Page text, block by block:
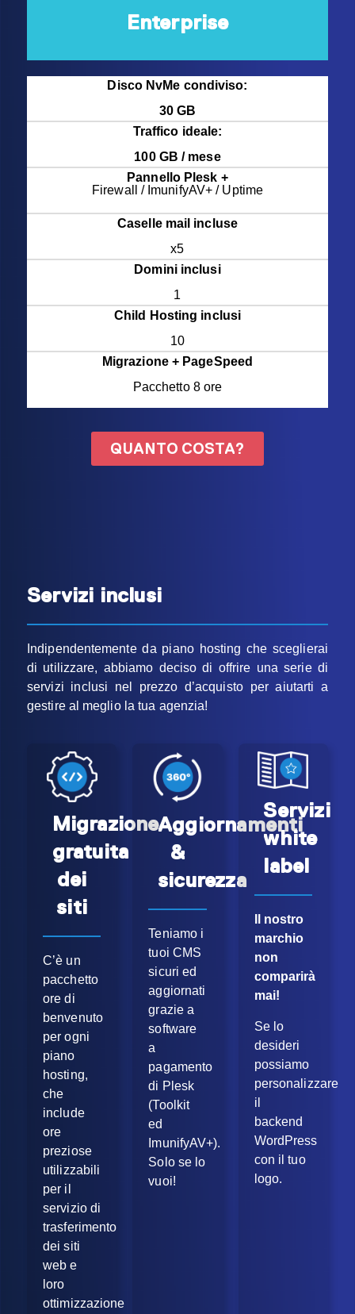
Enterprise
Disco NvMe condiviso:
30 GB
Traffico ideale:
100 GB / mese
Pannello Plesk +
Firewall / ImunifyAV+ / Uptime
Caselle mail incluse
x5
Domini inclusi
1
Child Hosting inclusi
10
Migrazione + PageSpeed
Pacchetto 8 ore
QUANTO COSTA?
Servizi inclusi
Indipendentemente da piano hosting che sceglierai
di utilizzare, abbiamo deciso di offrire una serie di
servizi inclusi nel prezzo d’acquisto per aiutarti a
gestire al meglio la tua agenzia!
Migrazione
gratuita
dei
siti
C’è un
pacchetto
ore di
benvenuto
per ogni
piano
hosting,
che
include
ore
preziose
utilizzabili
per il
servizio di
trasferimento
dei siti
web e
loro
ottimizzazione
Aggiornamenti
&
sicurezza
Teniamo i
tuoi CMS
sicuri ed
aggiornati
grazie a
software
a
pagamento
di Plesk
(Toolkit
ed
ImunifyAV+).
Solo se lo
vuoi!
Servizi
white
label
Il nostro
marchio
non
comparirà
mai!
Se lo
desideri
possiamo
personalizzare
il
backend
WordPress
con il tuo
logo.